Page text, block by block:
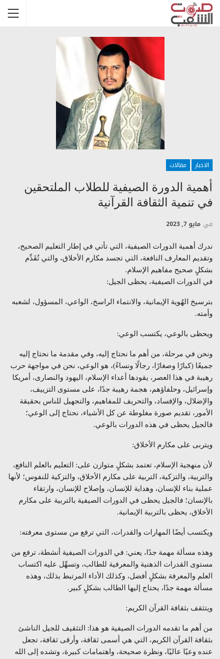
الاخبار مقالات
أهمية الدورة الصيفية للطلاب الملتحقين
في تنمية الثقافة القرآنية
في مايو 7, 2023
ندرك أهمية الدورات الصيفية، التي تأتي في إطار التعليم الصحيح،
وتقديم المعارف النافعة، التي تجسد مكارم الأخلاق، والتي تُقَدِّم
بشكلٍ صحيح مفاهيم الإسلام.
في الدورات الصيفية، يحظى الجيل:
بترسيخ الهُوية الإيمانية، والانتماء الراسخ، الواعي، المسؤول، لشعبه
وأمته.
ويحظى بالوعي، يكتسب الوعي:
ونحن في مرحلة، من أهم ما نحتاج إليه، وفي مقدمة ما نحتاج إليه
جميعًا (كبارًا وصغارًا، رجالًا ونساءً)، هو الوعي، نحن في مواجهة حرب
رهيبة في هذا العصر، يقودها أعداء الإسلام، اليهود والنصارى، أمريكا
وإسرائيل، وحلفاؤهم، هجمة رهيبة جدًا، على مستوى التزييف،
والإضلال، والإفساد، والتحريف للمفاهيم، والتجهيل للناس بحقيقة
الأمور، تقديم صورة مغلوطة عن كل الأشياء، نحتاج إلى الوعي؛
فالجيل يحظى في هذه الدورات بالوعي.
ويتربى على مكارم الأخلاق:
لأن منهجية الإسلام، تعتمد بشكلٍ متوازن على: التعليم بالعلم النافع،
والتربية، والتزكية، التربية على مكارم الأخلاق، والتزكية للنفوس؛ لأنها
عملية بناء للإنسان، وهداية للإنسان، وإصلاح للإنسان، وارتقاء
بالإنسان؛ فالجيل يحظى في الدورات الصيفية بالتربية على مكارم
الأخلاق، يحظى بالتربية الإيمانية.
ويكتسب أيضًا المهارات والقدرات، التي ترفع من مستوى معرفته:
وهذه مسألة مهمة جدًا، يعني: في الدورات الصيفية أنشطة، ترفع من
مستوى القدرات الذهنية والمعرفية للطالب، وتسهِّل عليه اكتساب
العلم والمعرفة بشكلٍ أفضل، وكذلك الأداء المرتبط بذلك، وهذه
مسألة مهمة جدًا، يحتاج إليها الطالب بشكلٍ كبير.
ويتثقف بثقافة القرآن الكريم:
من أهم ما تقدمه الدورات الصيفية هو هذا: التثقيف للجيل الناشئ
بثقافة القرآن الكريم، التي هي أسمى ثقافة، وأرقى ثقافة، تجعل
عنده وعيًا عاليًا، ونظرة صحيحة، واهتمامات كبيرة، وتشده إلى الله